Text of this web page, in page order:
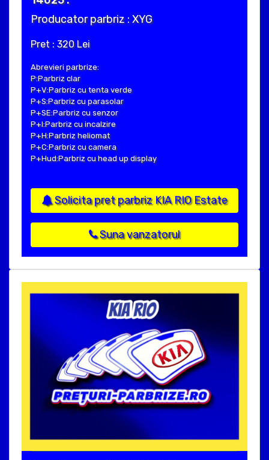
Producator parbriz : XYG
Pret : 320 Lei
Abrevieri parbrize:
P:Parbriz clar
P+V:Parbriz cu tenta verde
P+S:Parbriz cu parasolar
P+SE:Parbriz cu senzor
P+I:Parbriz cu incalzire
P+H:Parbriz heliomat
P+C:Parbriz cu camera
P+Hud:Parbriz cu head up display
Solicita pret parbriz KIA RIO Estate
Suna vanzatorul